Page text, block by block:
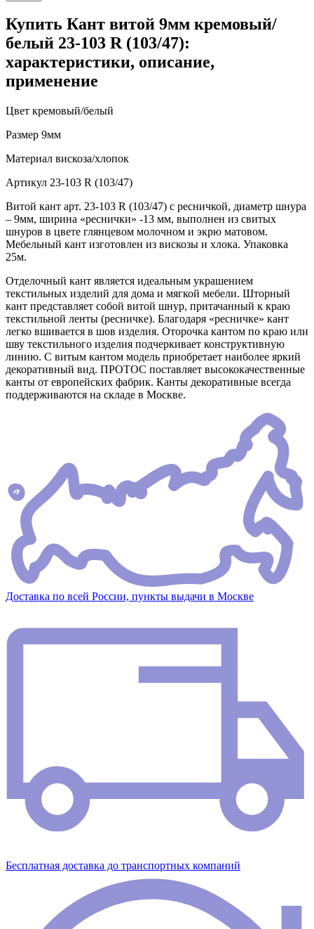
Купить Кант витой 9мм кремовый/
белый 23-103 R (103/47):
характеристики, описание,
применение
Цвет кремовый/белый
Размер 9мм
Материал вискоза/хлопок
Артикул 23-103 R (103/47)
Витой кант арт. 23-103 R (103/47) с ресничкой, диаметр шнура
– 9мм, ширина «реснички» -13 мм, выполнен из свитых
шнуров в цвете глянцевом молочном и экрю матовом.
Мебельный кант изготовлен из вискозы и хлока. Упаковка
25м.
Отделочный кант является идеальным украшением
текстильных изделий для дома и мягкой мебели. Шторный
кант представляет собой витой шнур, притачанный к краю
текстильной ленты (ресничке). Благодаря «ресничке» кант
легко вшивается в шов изделия. Оторочка кантом по краю или
шву текстильного изделия подчеркивает конструктивную
линию. С витым кантом модель приобретает наиболее яркий
декоративный вид. ПРОТОС поставляет высококачественные
канты от европейских фабрик. Канты декоративные всегда
поддерживаются на складе в Москве.
Доставка по всей России, пункты выдачи в Москве
Бесплатная доставка до транспортных компаний